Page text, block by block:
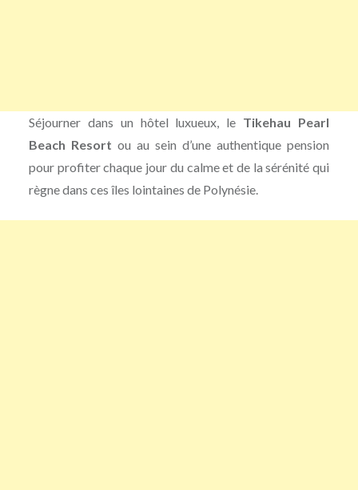
Séjourner dans un hôtel luxueux, le Tikehau Pearl
Beach Resort ou au sein d’une authentique pension
pour profiter chaque jour du calme et de la sérénité qui
règne dans ces îles lointaines de Polynésie.